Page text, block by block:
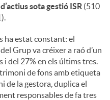
sota gestió ISR (510
ha estat constant: el
Grup va créixer a raó d’un
i del 27% en els últims tres.
de fons amb etiqueta
de la gestora, duplica el
responsables de fa tres